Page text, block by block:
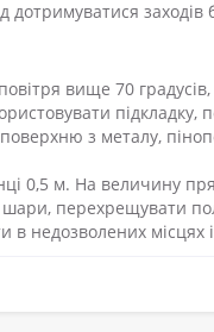
заходів
вище 70
з металу,
0,5 м. На величину
шари, перехрещувати
в недозволених